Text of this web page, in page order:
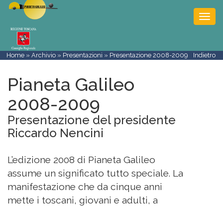
Home »Archivio » Presentazioni » Presentazione 2008-2009 Indietro
Pianeta Galileo
2008-2009
Presentazione del presidente
Riccardo Nencini
L’edizione 2008 di Pianeta Galileo
assume un significato tutto speciale. La
manifestazione che da cinque anni
mette i toscani, giovani e adulti, a